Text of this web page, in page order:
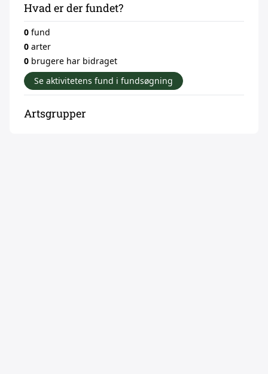
Hvad er der fundet?
0 fund
0 arter
0 brugere har bidraget
Se aktivitetens fund i fundsøgning
Artsgrupper